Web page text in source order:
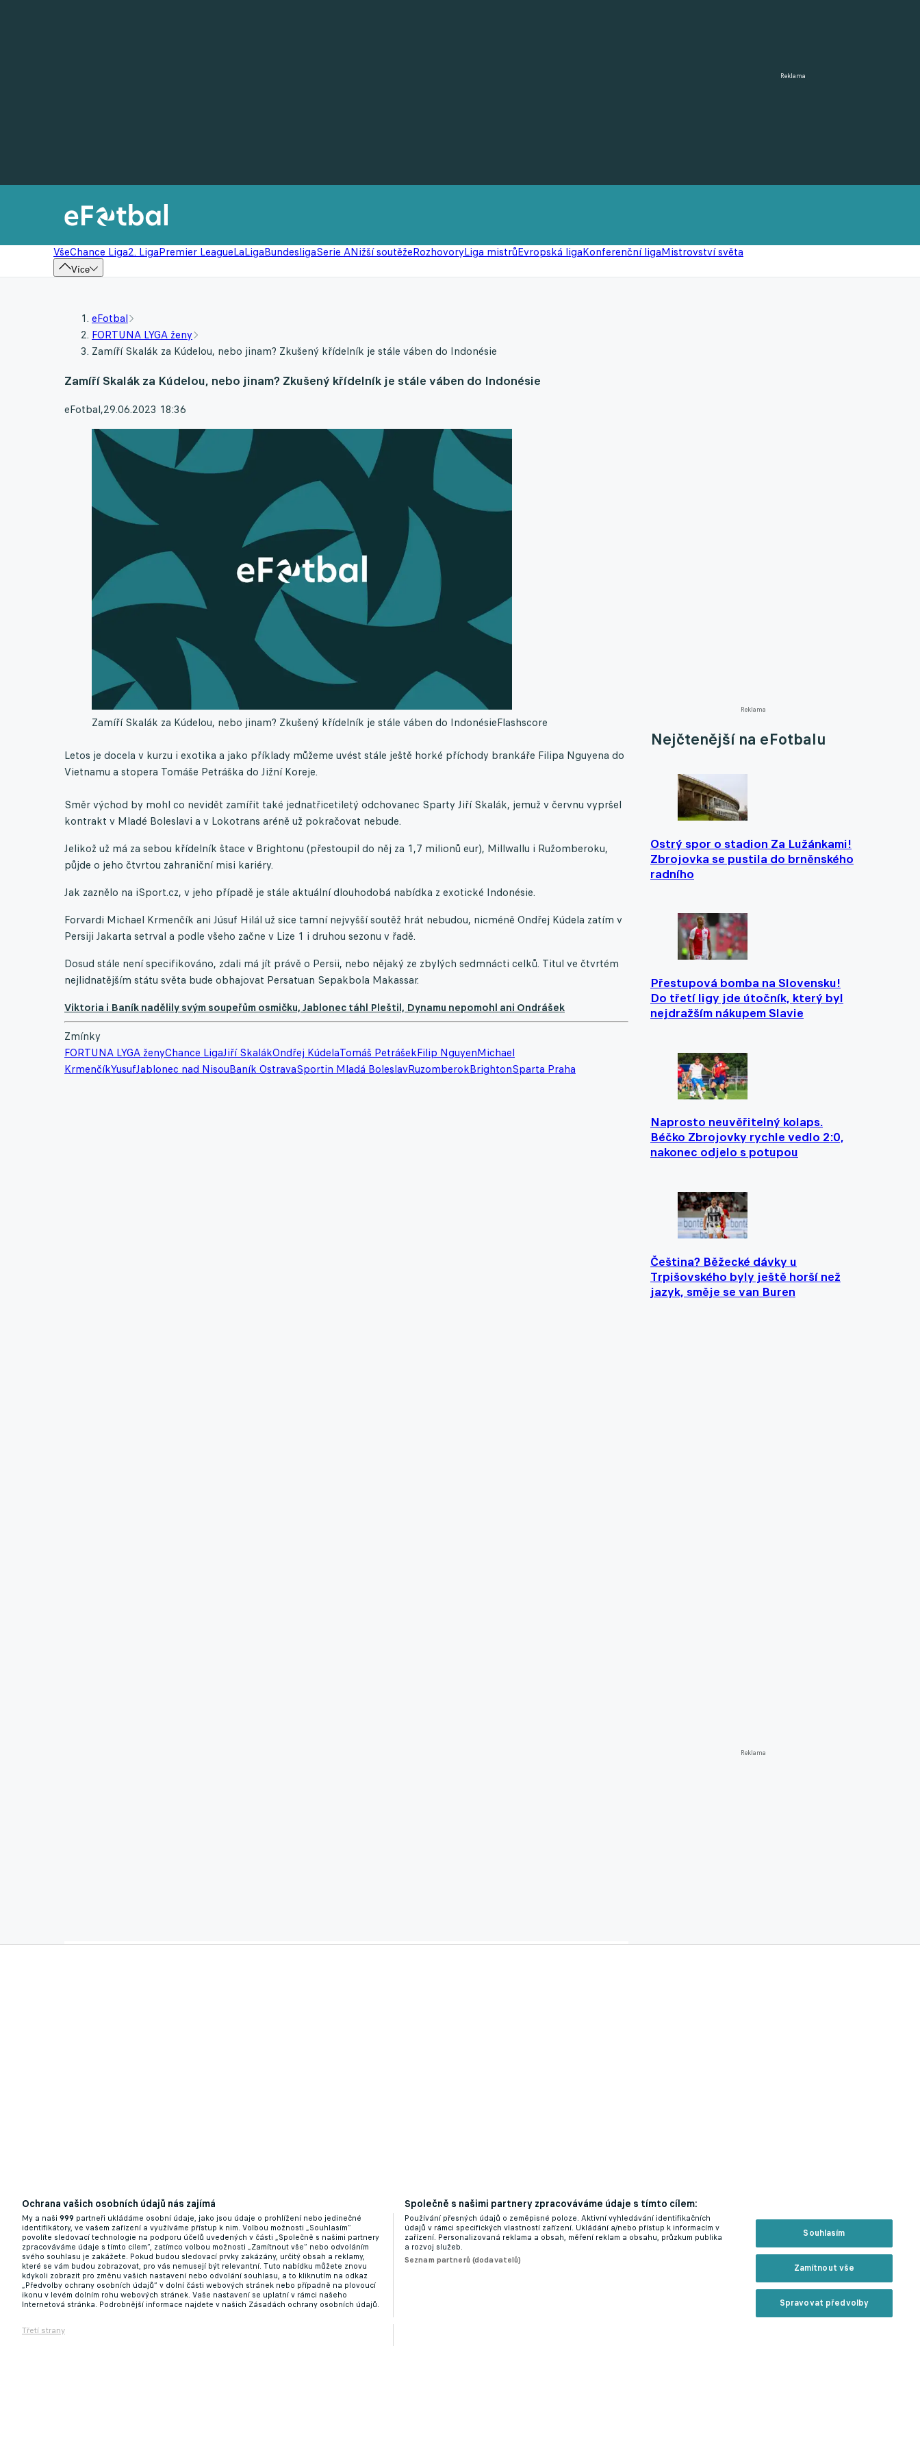
Reklama
VšeChance Liga2. LigaPremier LeagueLaLigaBundesligaSerie ANižší soutěžeRozhovoryLiga mistrůEvropská ligaKonferenční ligaMistrovství světa
Více
Reklama
Nejčtenější na eFotbalu
Ostrý spor o stadion Za Lužánkami!
Zbrojovka se pustila do brněnského
radního
Přestupová bomba na Slovensku!
Do třetí ligy jde útočník, který byl
nejdražším nákupem Slavie
Naprosto neuvěřitelný kolaps.
Béčko Zbrojovky rychle vedlo 2:0,
nakonec odjelo s potupou
Čeština? Běžecké dávky u
Trpišovského byly ještě horší než
jazyk, směje se van Buren
Reklama
eFotbal
FORTUNA LYGA ženy
Zamíří Skalák za Kúdelou, nebo jinam? Zkušený křídelník je stále váben do Indonésie
Zamíří Skalák za Kúdelou, nebo jinam? Zkušený křídelník je stále váben do Indonésie
eFotbal,29.06.2023 18:36
Zamíří Skalák za Kúdelou, nebo jinam? Zkušený křídelník je stále váben do IndonésieFlashscore
Letos je docela v kurzu i exotika a jako příklady můžeme uvést stále ještě horké příchody brankáře Filipa Nguyena do
Vietnamu a stopera Tomáše Petráška do Jižní Koreje.
Směr východ by mohl co nevidět zamířit také jednatřicetiletý odchovanec Sparty Jiří Skalák, jemuž v červnu vypršel
kontrakt v Mladé Boleslavi a v Lokotrans aréně už pokračovat nebude.
Jelikož už má za sebou křídelník štace v Brightonu (přestoupil do něj za 1,7 milionů eur), Millwallu i Ružomberoku,
půjde o jeho čtvrtou zahraniční misi kariéry.
Jak zaznělo na iSport.cz, v jeho případě je stále aktuální dlouhodobá nabídka z exotické Indonésie.
Forvardi Michael Krmenčík ani Júsuf Hilál už sice tamní nejvyšší soutěž hrát nebudou, nicméně Ondřej Kúdela zatím v
Persiji Jakarta setrval a podle všeho začne v Lize 1 i druhou sezonu v řadě.
Dosud stále není specifikováno, zdali má jít právě o Persii, nebo nějaký ze zbylých sedmnácti celků. Titul ve čtvrtém
nejlidnatějším státu světa bude obhajovat Persatuan Sepakbola Makassar.
Viktoria i Baník nadělily svým soupeřům osmičku, Jablonec táhl Pleštil, Dynamu nepomohl ani Ondrášek
Zmínky
FORTUNA LYGA ženyChance LigaJiří SkalákOndřej KúdelaTomáš PetrášekFilip NguyenMichael
KrmenčíkYusufJablonec nad NisouBaník OstravaSportin Mladá BoleslavRuzomberokBrightonSparta Praha
Ochrana vašich osobních údajů nás zajímá
My a naši 999 partneři ukládáme osobní údaje, jako jsou údaje o prohlížení nebo jedinečné
identifikátory, ve vašem zařízení a využíváme přístup k nim. Volbou možnosti „Souhlasím“
povolíte sledovací technologie na podporu účelů uvedených v části „Společně s našimi partnery
zpracováváme údaje s tímto cílem“, zatímco volbou možnosti „Zamítnout vše“ nebo odvoláním
svého souhlasu je zakážete. Pokud budou sledovací prvky zakázány, určitý obsah a reklamy,
které se vám budou zobrazovat, pro vás nemusejí být relevantní. Tuto nabídku můžete znovu
kdykoli zobrazit pro změnu vašich nastavení nebo odvolání souhlasu, a to kliknutím na odkaz
„Předvolby ochrany osobních údajů“ v dolní části webových stránek nebo případně na plovoucí
ikonu v levém dolním rohu webových stránek. Vaše nastavení se uplatní v rámci našeho
Internetová stránka. Podrobnější informace najdete v našich Zásadách ochrany osobních údajů.
Třetí strany
Společně s našimi partnery zpracováváme údaje s tímto cílem:
Používání přesných údajů o zeměpisné poloze. Aktivní vyhledávání identifikačních
údajů v rámci specifických vlastností zařízení. Ukládání a/nebo přístup k informacím v
zařízení. Personalizovaná reklama a obsah, měření reklam a obsahu, průzkum publika
a rozvoj služeb.
Seznam partnerů (dodavatelů)
Souhlasím
Zamítnout vše
Spravovat předvolby